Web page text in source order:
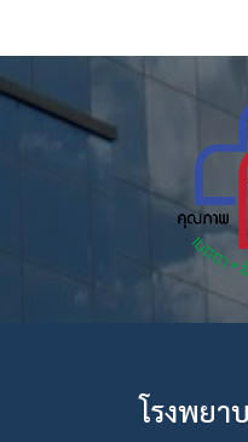
โรงพยา